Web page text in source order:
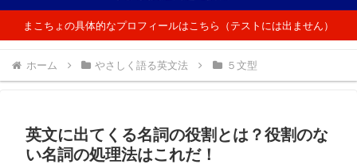
まこちょの具体的なプロフィールはこちら（テストには出ません）
ホーム やさしく語る英文法 ５文型
英文に出てくる名詞の役割とは？役割のな
い名詞の処理法はこれだ！